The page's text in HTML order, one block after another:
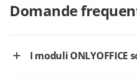
Domande
I moduli ONLYOFFICE